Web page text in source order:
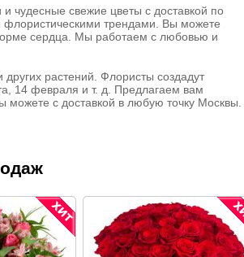
чудесные свежие цветы с доставкой по
флористическими трендами. Вы можете
сердца. Мы работаем с любовью и
растений. Флористы создадут
14 февраля и т. д. Предлагаем вам
с доставкой в любую точку Москвы.